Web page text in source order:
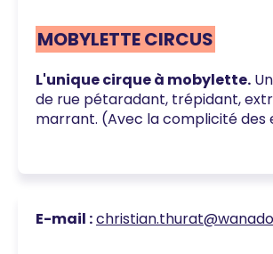
MOBYLETTE CIRCUS
L'unique cirque à mobylette.
de rue pétaradant, trépidant,
marrant. (Avec la complicité des
E-mail :